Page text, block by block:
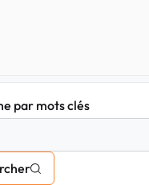
par mots clés